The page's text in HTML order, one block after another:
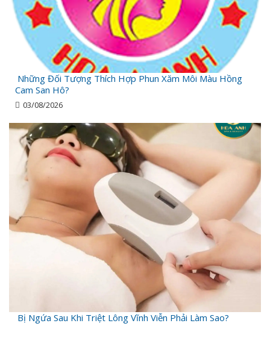
Những Đối Tượng Thích Hợp Phun Xăm Môi Màu Hồng
Cam San Hô?
03/08/2026
Bị Ngứa Sau Khi Triệt Lông Vĩnh Viễn Phải Làm Sao?